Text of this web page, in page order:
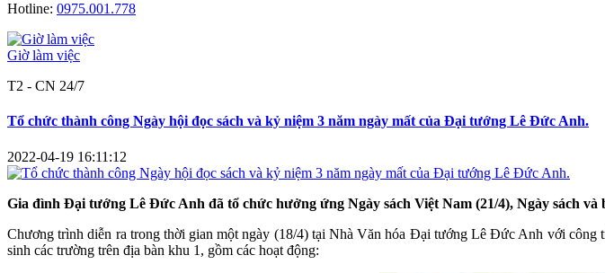
Hotline: 0975.001.778
Giờ làm việc
T2 - CN 24/7
Tổ chức thành công Ngày hội đọc sách và kỷ niệm 3 năm ngày mất của Đại tướng Lê Đức Anh.
2022-04-19 16:11:12
Gia đình Đại tướng Lê Đức Anh đã tổ chức hưởng ứng Ngày sách Việt Nam (21/4), Ngày sách
Chương trình diễn ra trong thời gian một ngày (18/4) tại Nhà Văn hóa Đại tướng Lê Đức Anh với
sinh các trường trên địa bàn khu 1, gồm các hoạt động: